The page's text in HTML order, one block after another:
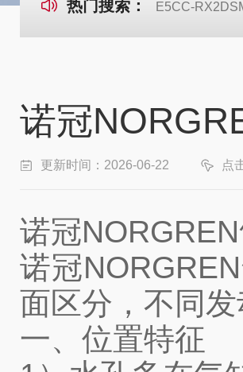
热门搜索： E5CC-
诺冠
更新时间：2026-06-22 点
诺冠
诺冠
面区分，不同
一、位置特征